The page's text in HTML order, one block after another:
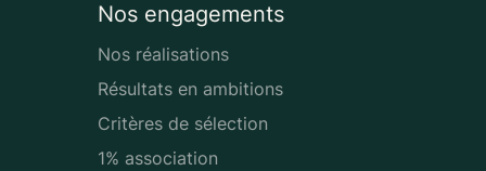
Nos engagements
Nos réalisations
Résultats en ambitions
Critères de sélection
1% association